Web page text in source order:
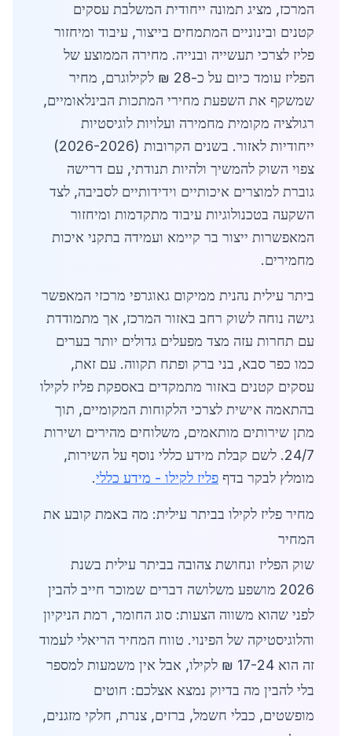
המרכז, מציג תמונה ייחודית המשלבת עסקים
קטנים ובינוניים המתמחים בייצור, עיבוד ומיחזור
פליז לצרכי תעשייה ובנייה. מחירה הממוצע של
הפליז עומד כיום על כ-28 ₪ לקילוגרם, מחיר
שמשקף את השפעת מחירי המתכות הבינלאומיים,
רגולציה מקומית מחמירה ועלויות לוגיסטיות
ייחודיות לאזור. בשנים הקרובות (2026-2026)
צפוי השוק להמשיך ולהיות תנודתי, עם דרישה
גוברת למוצרים איכותיים וידידותיים לסביבה, לצד
השקעה בטכנולוגיות עיבוד מתקדמות ומיחזור
המאפשרות ייצור בר קיימא ועמידה בתקני איכות
מחמירים.
ביתר עילית נהנית ממיקום גאוגרפי מרכזי המאפשר
גישה נוחה לשוק רחב באזור המרכז, אך מתמודדת
עם תחרות עזה מצד מפעלים גדולים יותר בערים
כמו כפר סבא, בני ברק ופתח תקווה. עם זאת,
עסקים קטנים באזור מתמקדים באספקת פליז לקילו
בהתאמה אישית לצרכי הלקוחות המקומיים, תוך
מתן שירותים מותאמים, משלוחים מהירים ושירות
24/7. לשם קבלת מידע כללי נוסף על השירות,
מומלץ לבקר בדף פליז לקילו - מידע כללי.
מחיר פליז לקילו בביתר עילית: מה באמת קובע את
המחיר
שוק הפליז ונחושת צהובה בביתר עילית בשנת
2026 מושפע משלושה דברים שמוכר חייב להבין
לפני שהוא משווה הצעות: סוג החומר, רמת הניקיון
והלוגיסטיקה של הפינוי. טווח המחיר הריאלי לעמוד
זה הוא 17-24 ₪ לקילו, אבל אין משמעות למספר
בלי להבין מה בדיוק נמצא אצלכם: חוטים
מופשטים, כבלי חשמל, ברזים, צנרת, חלקי מזגנים,